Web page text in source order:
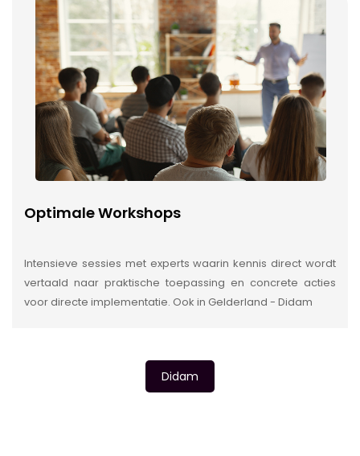
Optimale Workshops
Intensieve sessies met experts waarin kennis direct wordt
vertaald naar praktische toepassing en concrete acties
voor directe implementatie. Ook in Gelderland - Didam
Didam